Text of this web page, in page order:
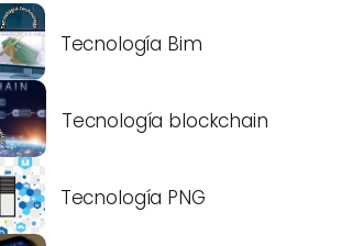
Tecnología Bim
Tecnología blockchain
Tecnología PNG